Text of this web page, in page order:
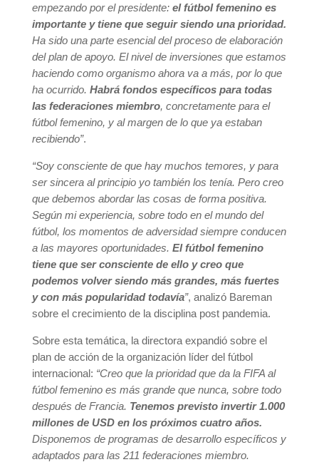
empezando por el presidente:el fútbol femenino es
importante y tiene que seguir siendo una prioridad.
Ha sido una parte esencial del proceso de elaboración
del plan de apoyo. El nivel de inversiones que estamos
haciendo como organismo ahora va a más, por lo que
ha ocurrido. Habrá fondos específicos para todas
las federaciones miembro, concretamente para el
fútbol femenino, y al margen de lo que ya estaban
recibiendo”.
“Soy consciente de que hay muchos temores, y para
ser sincera al principio yo también los tenía. Pero creo
que debemos abordar las cosas de forma positiva.
Según mi experiencia, sobre todo en el mundo del
fútbol, los momentos de adversidad siempre conducen
a las mayores oportunidades. El fútbol femenino
tiene que ser consciente de ello y creo que
podemos volver siendo más grandes, más fuertes
y con más popularidad todavía”, analizó Bareman
sobre el crecimiento de la disciplina post pandemia.
Sobre esta temática, la directora expandió sobre el
plan de acción de la organización líder del fútbol
internacional: “Creo que la prioridad que da la FIFA al
fútbol femenino es más grande que nunca, sobre todo
después de Francia. Tenemos previsto invertir 1.000
millones de USD en los próximos cuatro años.
Disponemos de programas de desarrollo específicos y
adaptados para las 211 federaciones miembro.